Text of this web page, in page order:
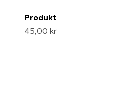
Produkt
45,00 kr